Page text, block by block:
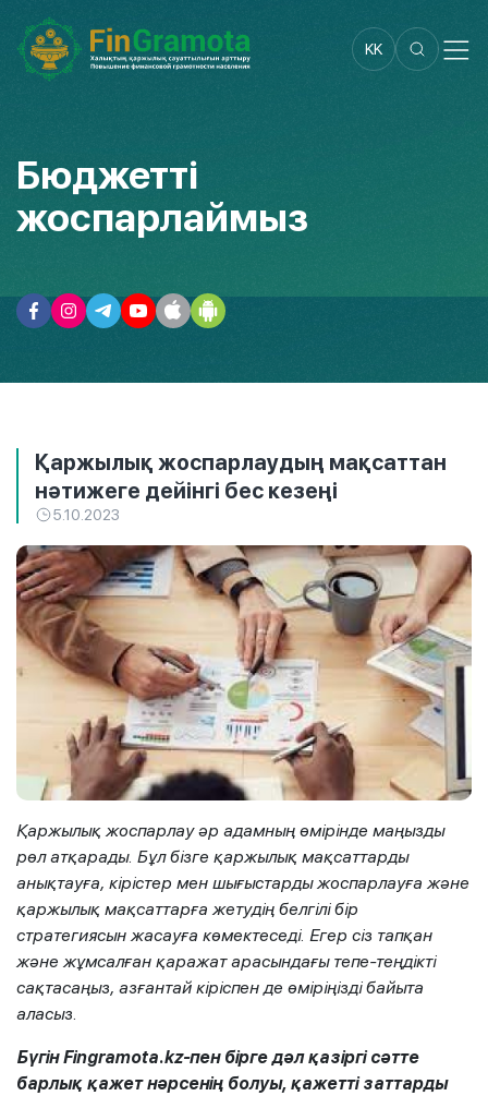
KK
Бюджетті
жоспарлаймыз
Қаржылық жоспарлаудың мақсаттан
нәтижеге дейінгі бес кезеңі
5.10.2023
Қаржылық жоспарлау әр адамның өмірінде маңызды
рөл атқарады. Бұл бізге қаржылық мақсаттарды
анықтауға, кірістер мен шығыстарды жоспарлауға және
қаржылық мақсаттарға жетудің белгілі бір
стратегиясын жасауға көмектеседі. Егер сіз тапқан
және жұмсалған қаражат арасындағы тепе-теңдікті
сақтасаңыз, азғантай кіріспен де өміріңізді байыта
аласыз.
Бүгін Fingramota.kz-пен бірге дәл қазіргі сәтте
барлық қажет нәрсенің болуы, қажетті заттарды